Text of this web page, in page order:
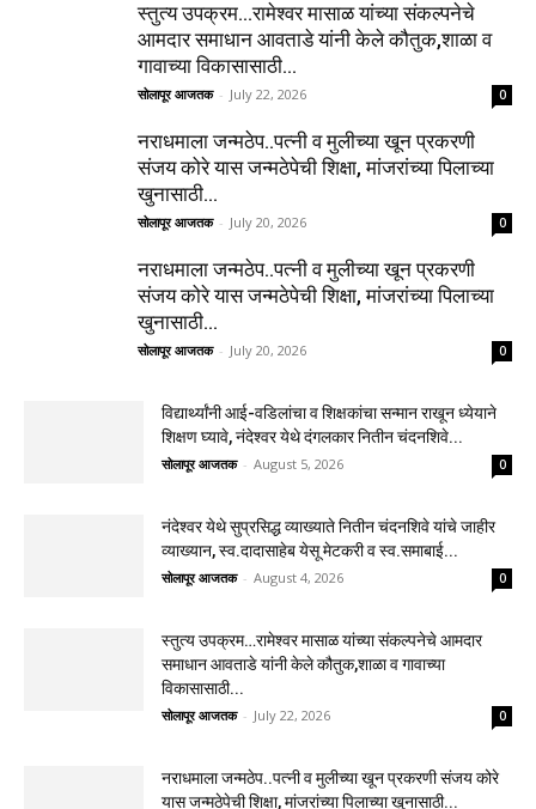
स्तुत्य उपक्रम…रामेश्वर मासाळ यांच्या संकल्पनेचे
आमदार समाधान आवताडे यांनी केले कौतुक,शाळा व
गावाच्या विकासासाठी...
सोलापूर आजतक - July 22, 2026 0
नराधमाला जन्मठेप..पत्नी व मुलीच्या खून प्रकरणी
संजय कोरे यास जन्मठेपेची शिक्षा, मांजरांच्या पिलाच्या
खुनासाठी...
सोलापूर आजतक - July 20, 2026 0
नराधमाला जन्मठेप..पत्नी व मुलीच्या खून प्रकरणी
संजय कोरे यास जन्मठेपेची शिक्षा, मांजरांच्या पिलाच्या
खुनासाठी...
सोलापूर आजतक - July 20, 2026 0
विद्यार्थ्यांनी आई-वडिलांचा व शिक्षकांचा सन्मान राखून ध्येयाने
शिक्षण घ्यावे, नंदेश्वर येथे दंगलकार नितीन चंदनशिवे...
सोलापूर आजतक - August 5, 2026 0
नंदेश्वर येथे सुप्रसिद्ध व्याख्याते नितीन चंदनशिवे यांचे जाहीर
व्याख्यान, स्व.दादासाहेब येसू मेटकरी व स्व.समाबाई...
सोलापूर आजतक - August 4, 2026 0
स्तुत्य उपक्रम…रामेश्वर मासाळ यांच्या संकल्पनेचे आमदार
समाधान आवताडे यांनी केले कौतुक,शाळा व गावाच्या
विकासासाठी...
सोलापूर आजतक - July 22, 2026 0
नराधमाला जन्मठेप..पत्नी व मुलीच्या खून प्रकरणी संजय कोरे
यास जन्मठेपेची शिक्षा, मांजरांच्या पिलाच्या खुनासाठी...